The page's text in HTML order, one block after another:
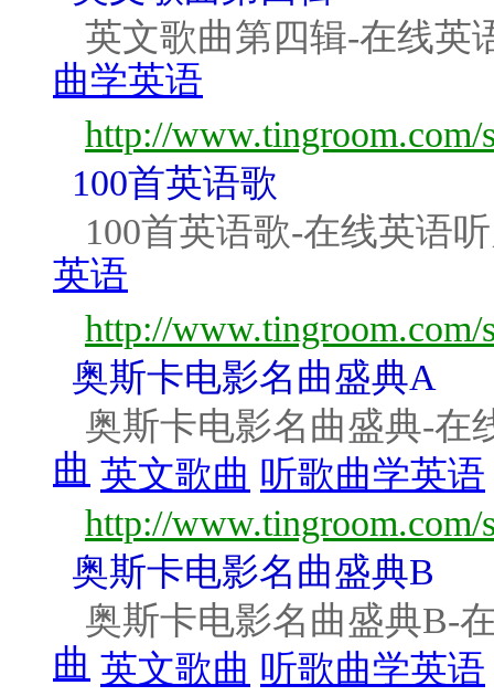
英文歌曲第四辑-在线英
曲学英语
http://www.tingroom.com/
100首英语歌
100首英语歌-在线英语
英语
http://www.tingroom.com/
奥斯卡电影名曲盛典A
奥斯卡电影名曲盛典-在
曲 英文歌曲 听歌曲学英语
http://www.tingroom.com/
奥斯卡电影名曲盛典B
奥斯卡电影名曲盛典B-
曲 英文歌曲 听歌曲学英语